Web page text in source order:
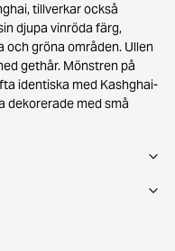
tillverkar också
djupa vinröda färg,
och gröna områden. Ullen
gethår. Mönstren på
identiska med Kashghai-
dekorerade med små